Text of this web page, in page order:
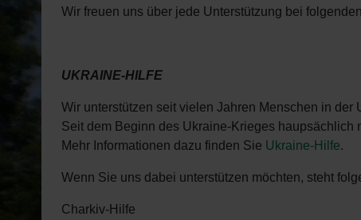
Wir freuen uns über jede Unterstützung bei
UKRAINE-HILFE
Wir unterstützen seit vielen Jahren Menschen in der
Seit dem Beginn des Ukraine-Krieges haupsächlich
Mehr Informationen dazu finden Sie Ukraine-Hilfe.
Wenn Sie uns dabei unterstützen möchten, steht
Charkiv-Hilfe